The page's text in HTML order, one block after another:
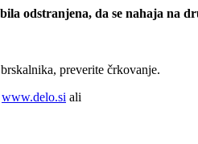
odstranjena, da se nahaja na
preverite črkovanje.
www.delo.si ali